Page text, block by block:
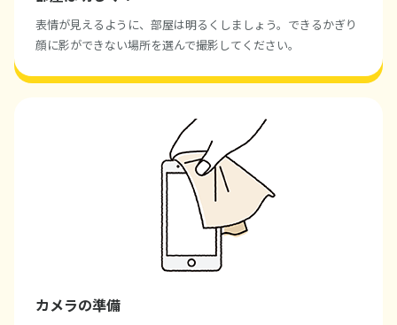
表情が見えるように、部屋は明るくしましょう。できるかぎり
顔に影ができない場所を選んで撮影してください。
カメラの準備